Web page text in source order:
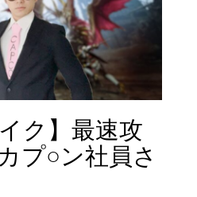
ク】最速攻
プ○ン社員さ